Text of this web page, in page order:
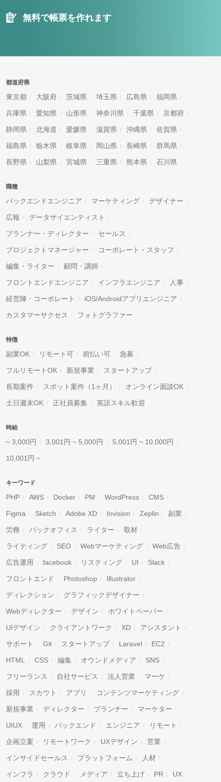
無料で帳票を作れます
都道府県
東京都 大阪府 茨城県 埼玉県 広島県 福岡県
兵庫県 愛知県 山形県 神奈川県 千葉県 京都府
静岡県 北海道 愛媛県 滋賀県 沖縄県 佐賀県
福島県 栃木県 岐阜県 岡山県 長崎県 群馬県
長野県 山梨県 宮城県 三重県 熊本県 石川県
職種
バックエンドエンジニア マーケティング デザイナー
広報 データサイエンティスト
プランナー・ディレクター セールス
プロジェクトマネージャー コーポレート・スタッフ
編集・ライター 顧問・講師
フロントエンドエンジニア インフラエンジニア 人事
経営陣・コーポレート iOS/Androidアプリエンジニア
カスタマーサクセス フォトグラファー
特徴
副業OK リモート可 前払い可 急募
フルリモートOK 新規事業 スタートアップ
長期案件 スポット案件（1ヶ月） オンライン面談OK
土日週末OK 正社員募集 英語スキル歓迎
時給
~ 3,000円 3,001円 ~ 5,000円 5,001円 ~ 10,000円
10,001円 ~
キーワード
PHP AWS Docker PM WordPress CMS
Figma Sketch Adobe XD Invision Zeplin 副業
労務 バックオフィス ライター 取材
ライティング SEO Webマーケティング Web広告
広告運用 facebook リスティング UI Slack
フロントエンド Photoshop Illustrator
ディレクション グラフィックデザイナー
Webディレクター デザイン ホワイトペーパー
UIデザイン クライアントワーク XD アシスタント
サポート Git スタートアップ Laravel EC2
HTML CSS 編集 オウンドメディア SNS
フリーランス 自社サービス 法人営業 マーケ
採用 スカウト アプリ コンテンツマーケティング
新規事業 ディレクター プランナー マーケター
UIUX 運用 バックエンド エンジニア リモート
企画立案 リモートワーク UXデザイン 営業
インサイドセールス プラットフォーム 人材
インフラ クラウド メディア 立ち上げ PR UX